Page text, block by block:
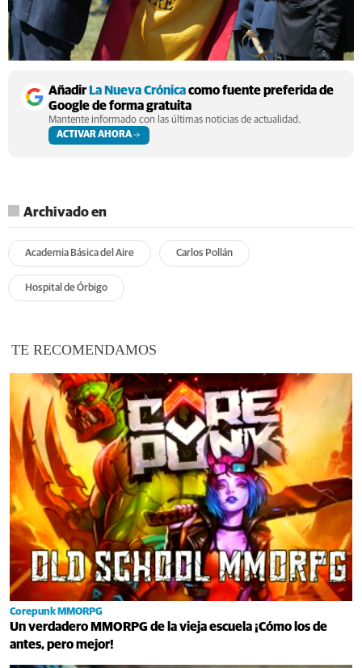
Añadir La Nueva Crónicacomo fuente preferida de
Google de forma gratuita
Mantente informado con las últimas noticias de actualidad.
ACTIVAR AHORA
Archivado en
Academia Básica del Aire Carlos Pollán
Hospital de Órbigo
TE RECOMENDAMOS
Corepunk MMORPG
Un verdadero MMORPG de la vieja escuela ¡Cómo los de
antes, pero mejor!